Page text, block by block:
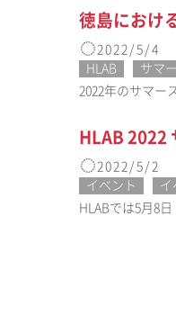
徳島におけ
2022/5/4
HLAB
サマ
2022年のサマー
HLAB 2022
2022/5/2
イベント
イ
HLABでは5月8